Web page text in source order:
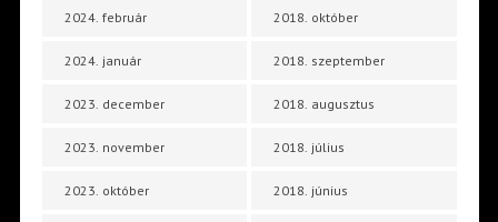
2024. február
2024. január
2023. december
2023. november
2023. október
2018. október
2018. szeptember
2018. augusztus
2018. július
2018. június